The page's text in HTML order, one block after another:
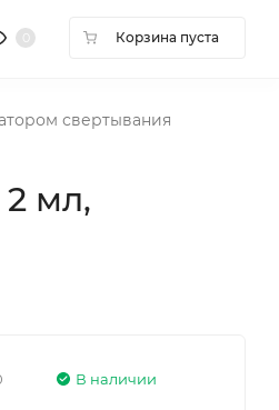
Корзина пуста
свертывания
мл,
В наличии